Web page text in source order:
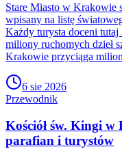
Stare Miasto w Krakowie
wpisany na listę
Każdy turysta doceni
miliony ruchomych dzieł
Krakowie przyciąga
6 sie 2026
Przewodnik
Kościół św. Kingi
parafian i turystów